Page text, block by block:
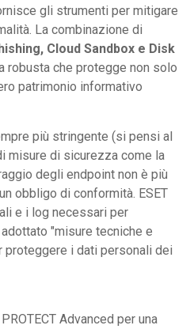
gli strumenti per mitigare
La combinazione di
Cloud Sandbox e Disk
robusta che protegge non solo
patrimonio informativo
più stringente (si pensi al
misure di sicurezza come la
degli endpoint non è più
obbligo di conformità. ESET
e i log necessari per
"misure tecniche e
proteggere i dati personali dei
Advanced per una